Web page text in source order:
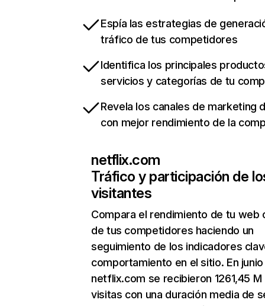
Espía las estrategias de
tráfico de tus competidores
Identifica los principales
servicios y categorías de tu
Revela los canales de marketing
con mejor rendimiento de la
netflix.com
Tráfico y participación de
visitantes
Compara el rendimiento de tu web
de tus competidores haciendo un
seguimiento de los indicadores
comportamiento en el sitio. En junio
netflix.com se recibieron 1261,45 M
visitas con una duración media de